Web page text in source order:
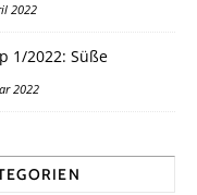
2022
1/2022: Süße
2022